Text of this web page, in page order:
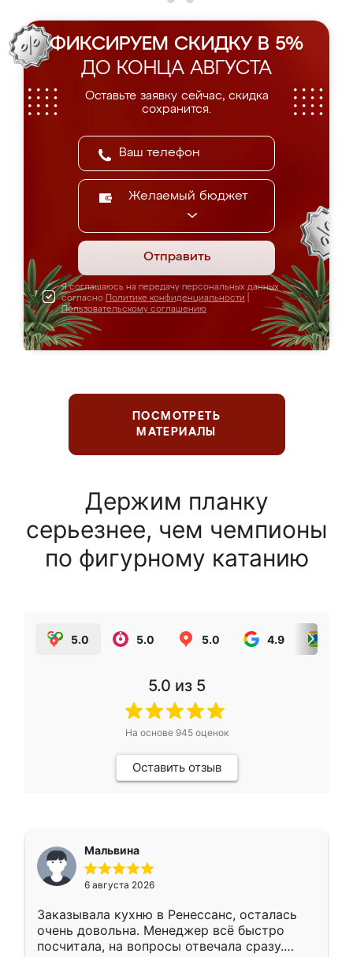
ФИКСИРУЕМ СКИДКУ В 5%
ДО КОНЦА АВГУСТА
Оставьте заявку сейчас, скидка
сохранится.
Желаемый бюджет
Отправить
Я соглашаюсь на передачу персональных данных
согласно Политике конфиденциальности
Пользовательскому соглашению
ПОСМОТРЕТЬ
МАТЕРИАЛЫ
Держим планку
серьезнее, чем чемпионы
по фигурному катанию
5.0 5.0 5.0 4.9
5.0 из 5
На основе 945оценок
Оставить отзыв
Мальвина
6 августа 2026
Заказывала кухню в Ренессанс, осталась
очень довольна. Менеджер всё быстро
посчитала, на вопросы отвечала сразу.